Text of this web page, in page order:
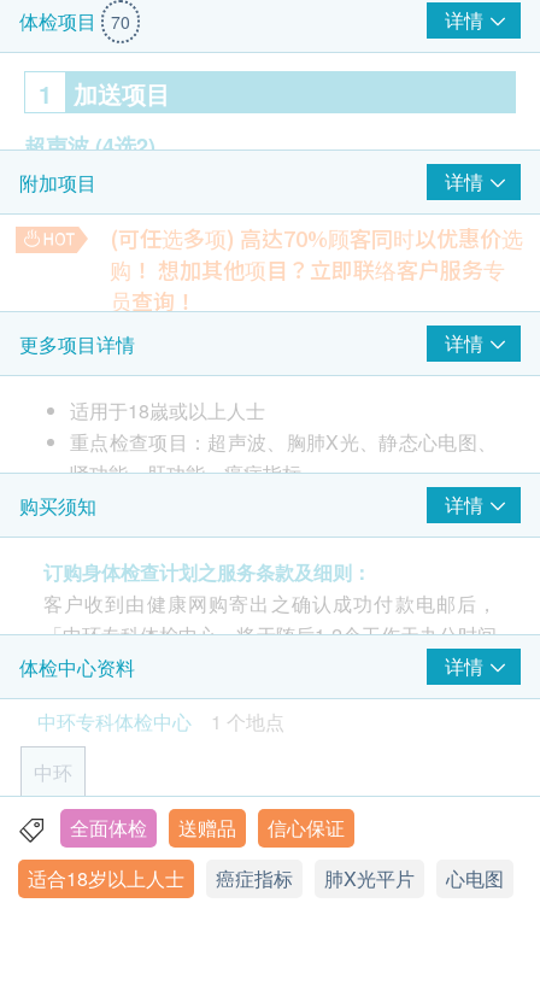
体检项目 70 详情
1 加送项目
超声波(4选2)
盆腔超声波(女士) / 前列腺超声波(男士)
胰脏超声波
肾脏超声波
上腹部超声波(肝脏、胆囊、总胆管、肝内胆管、肝
门静脉、脾脏)
2 重点项目
癌症指标 重点项目
癌胚抗原 (肠癌)
病毒抗体EBV (鼻咽癌)
癌抗原 19.9 (胰脏癌)
癌抗原125 (卵巢癌)
静态心电图
肺功能 重点项目
胸肺X光
附加项目 详情
(可任选多项) 高达70%顾客同时以优惠价选
购！ 想加其他项目？立即联络客户服务专
员查询！
人类乳头病毒测试
HK$1,500.0 HK$1,580
上腹部超声波(肝脏、胆囊、总胆管、肝内胆管、肝门静脉、
脾脏)
5% off
HK$2,950.0 HK$3,100
大便常规
5% off
HK$590.0
甲状腺超声波
5% off
HK$
肝炎伸延检查
项目包括：甲型肝炎抗体、乙型肝炎e抗原、乙型肝炎表面抗
体
更多项目详情 详情
适用于18嵗或以上人士
重点检查项目：超声波、胸肺X光、静态心电图、
肾功能、肝功能、癌症指标
购买须知
详情
订购身体检查计划之服务条款及细则：
客户收到由健康网购寄出之确认成功付款电邮后，
「中环专科体检中心」将于随后1-2个工作天办公时间
内，致电客户预约身体检查的时间及地点。客户亦可
致电查询或在订单确认后一个工作天致电该中心预约
(电话/ Whatsapp：+852 5543 0000)。
年龄
身体检查计划只适用于18岁或以上之人士。
有效期
体检中心资料
详情
中环专科体检中心
1 个地点
中环
香港中环皇后大道中99号中环中心42楼4203室
星期一至五︰9:00a.m. – 6:00p.m.
星期六：9:00a.m. – 1:00p.m.
全面体检 送赠品
信心保证
适合18岁以上人士
癌症指标 肺X光平片 心电图